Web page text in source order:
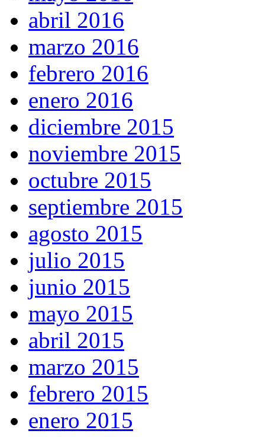
abril 2016
marzo 2016
febrero 2016
enero 2016
diciembre 2015
noviembre 2015
octubre 2015
septiembre 2015
agosto 2015
julio 2015
junio 2015
mayo 2015
abril 2015
marzo 2015
febrero 2015
enero 2015